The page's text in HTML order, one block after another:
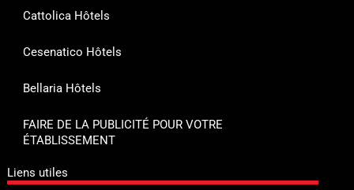
Cattolica Hôtels
Cesenatico Hôtels
Bellaria Hôtels
FAIRE DE LA PUBLICITÉ POUR VOTRE
ÉTABLISSEMENT
Liens utiles